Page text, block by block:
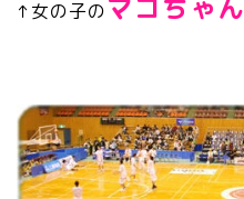
↑女の子のマコちゃん